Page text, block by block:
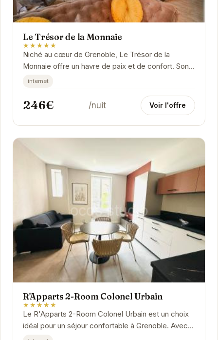
Le Trésor de la Monnaie
★★★★★
Niché au cœur de Grenoble, Le Trésor de la
Monnaie offre un havre de paix et de confort. Son
emplacement privilégié permet un accès facile
aux...
internet
246€ /nuit Voir l'offre
R'Apparts 2-Room Colonel Urbain
★★★★★
Le R'Apparts 2-Room Colonel Urbain est un choix
idéal pour un séjour confortable à Grenoble. Avec
son emplacement central, ses appartements bien...